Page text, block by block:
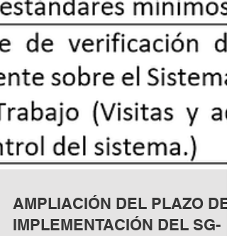
AMPLIACIÓN DEL PLAZO DE